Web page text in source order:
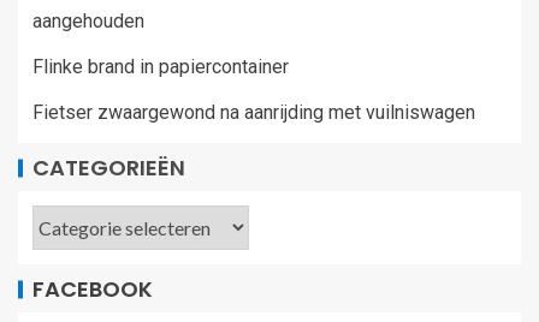
aangehouden
Flinke brand in papiercontainer
Fietser zwaargewond na aanrijding met vuilniswagen
CATEGORIEËN
FACEBOOK